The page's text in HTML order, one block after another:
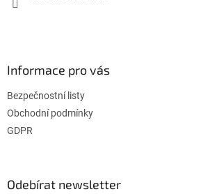
Informace pro vás
Bezpečnostní listy
Obchodní podmínky
GDPR
Odebírat newsletter